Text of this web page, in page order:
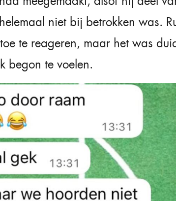
niet bij betrokken was.
te reageren, maar het was
begon te voelen.